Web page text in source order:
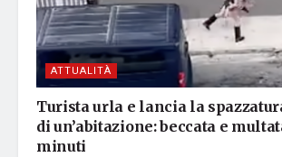
ATTUALITÀ
Turista urla e lancia la
di un’abitazione: beccata e
minuti